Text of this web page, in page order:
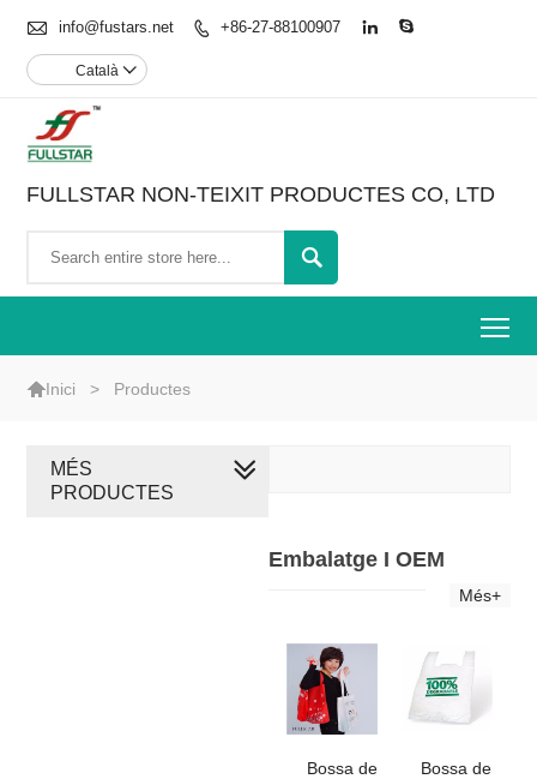
 info@fustars.net  +86-27-88100907  
Català 
FULLSTAR NON-TEIXIT PRODUCTES CO, LTD

Inici > Productes
Embalatge I OEM
Més+
Bossa de
Bossa de
MÉS
PRODUCTES